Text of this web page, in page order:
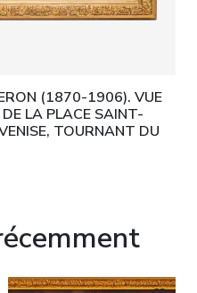
(1870-1906). VUE
LA PLACE SAINT-
TOURNANT DU